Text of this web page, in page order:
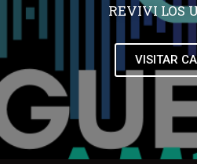
REVIVI LOS
VISITAR